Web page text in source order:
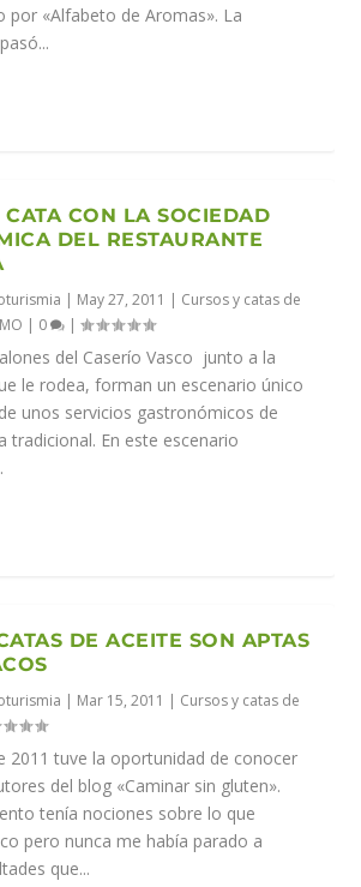
por «Alfabeto de Aromas». La
CON LA SOCIEDAD
DEL RESTAURANTE
| May 27, 2011 | Cursos y catas de
| 0 |
del Caserío Vasco junto a la
le rodea, forman un escenario único
unos servicios gastronómicos de
tradicional. En este escenario
DE ACEITE SON APTAS
| Mar 15, 2011 | Cursos y catas de
2011 tuve la oportunidad de conocer
del blog «Caminar sin gluten».
tenía nociones sobre lo que
pero nunca me había parado a
que...